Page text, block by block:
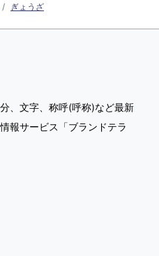
ぎょうざ
、文字、称呼(呼称)など最新
報サービス「ブランドテラ